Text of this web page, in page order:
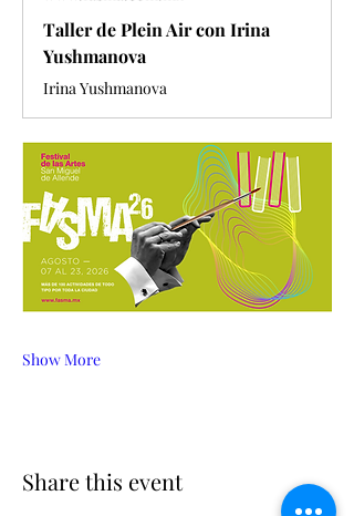
Taller de Plein Air con Irina
Yushmanova
Irina Yushmanova
Show More
Share this event